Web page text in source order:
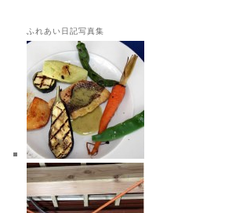
ふれあい日記写真集